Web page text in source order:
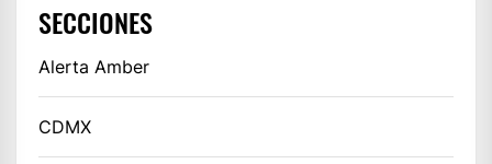
SECCIONES
Alerta Amber
CDMX